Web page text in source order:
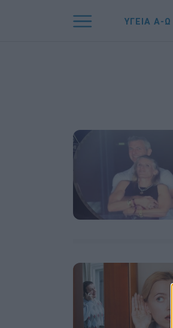
ΥΓΕΙΑ Α-Ω